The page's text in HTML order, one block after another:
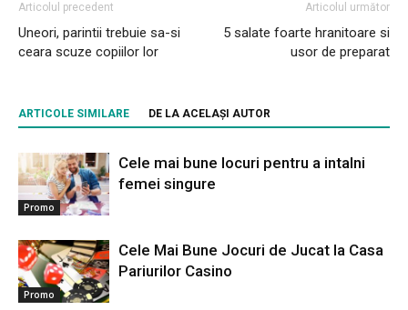
Articolul precedent
Uneori, parintii trebuie sa-si
ceara scuze copiilor lor
Articolul următor
5 salate foarte hranitoare si
usor de preparat
ARTICOLE SIMILARE DE LA ACELAȘI AUTOR
Promo
Cele mai bune locuri pentru a intalni
femei singure
Promo
Cele Mai Bune Jocuri de Jucat la Casa
Pariurilor Casino